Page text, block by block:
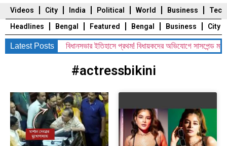
Videos City India Political World Business
Tech
Headlines
Bengal Featured Bengal
Durga Puja 2025
Business
Auto
City
Latest Posts বিধানসভার ইতিহাসে প্রথম! বিধায়কদের অভিযোগে সাসপেন্ড
#actressbikini